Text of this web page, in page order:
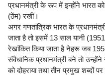
प्रधानमंत्री के रूप में इन्होंने भारत
(ठेंम) रखीं।
अगर गणतांत्रिक भारत के
जाता है तो इसमें 13 साल यानी
रेखांकित किया जाता है नेहरू जब
संवैधानिक प्रधानमंत्री बने तो
को दोहराया तथा तीन प्रमुख शब्दों